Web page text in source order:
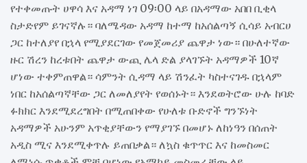
የተቀመጡት ሀዋሳ እና አዳማ ነገ 09፡00 ላይ በአዳማው አበበ ቢቂላ
ስታድየም ይገናኛሉ። ባለሜዳው አዳማ ከተማ ከአሰልጣኝ ሲሳይ አብርሀ
ጋር ከተለያየ በኋላ የሚያደርገው የመጀመሪያ ጨዋታ ነው። በሁለተኛው
ዙር ሽረን ከረቱበት ጨዋታ ውጪ ሌላ ድል ያላገኙት አዳማዎች 10ኛ
ሆነው ተቀምጠዋል። ሳምንት ሲዳማ ላይ ሽንፈት ካስተናገዱ በኋላም
ነበር ከአሰልጣኛቸው ጋር ለመለያየት የወሰኑት። እንደወትሮው ሁሉ ከባድ
ፉክክር እንደሚደረግበት በሚጠበቀው የሁለቱ ቡድኖች ግንኙነት
አዳማዎች አሁንም አጥቂያቸውን የማያገኙ በመሆኑ ለከነዓን በሰጠት
አዲስ ሚና እንደሚቀጥሉ ይጠበቃል። ለኳስ ቁጥጥር እና ከመስመር